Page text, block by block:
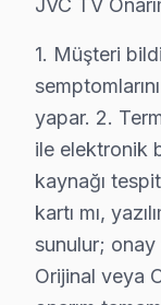
JVC TV
JVC TV Servis
Tuzla'de JVC
Tuzla garanti
• Tuzla'de
• Tuzla
• Tuzla'de
• atölyemizde
JVC TV
1. Müşteri
yapar. 2.
ile elektronik
kaynağı
kartı mı,
sunulur; onay
Orijinal veya